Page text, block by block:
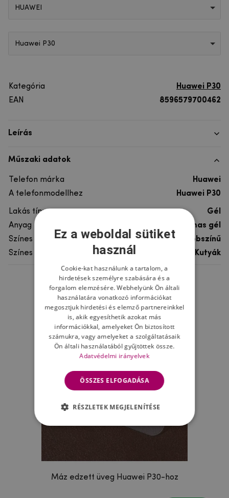
HUAWEI
Huawei P30
Kategória
Huawei P30
EAN
8596579700462
Leírás
Műszaki adatok
Telefon márka
Huawei
A telefonmodellhez
Huawei P30
Lakás típusa
Gél
Anyag
rugalmas gél
Színes
többszínű
Színes motívum
Kutyák
Ne felejtsd el
Máz edzett üveg Huawei P30-hoz
Ez a weboldal sütiket
használ
Cookie-kat használunk a tartalom, a
hirdetések személyre szabására és a
forgalom elemzésére. Webhelyünk Ön általi
használatára vonatkozó információkat
megosztjuk hirdetési és elemző partnereinkkel
is, akik egyesíthetik azokat más
információkkal, amelyeket Ön biztosított
számukra, vagy amelyeket a szolgáltatásaik
Ön általi használatából gyűjtöttek össze.
Adatvédelmi irányelvek
ÖSSZES ELFOGADÁSA
RÉSZLETEK MEGJELENÍTÉSE